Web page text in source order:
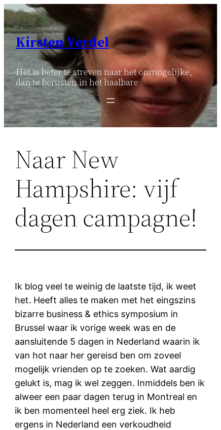
Ga
naar
inhoud
Kirsten Verdel
Het is beter te streven naar het onmogelijke,
dan te berusten in het haalbare
Naar New
Hampshire: vijf
dagen campagne!
Ik blog veel te weinig de laatste tijd, ik weet
het. Heeft alles te maken met het eingszins
bizarre business & ethics symposium in
Brussel waar ik vorige week was en de
aansluitende 5 dagen in Nederland waarin ik
van hot naar her gereisd ben om zoveel
mogelijk vrienden op te zoeken. Wat aardig
gelukt is, mag ik wel zeggen. Inmiddels ben ik
alweer een paar dagen terug in Montreal en
ik ben momenteel heel erg ziek. Ik heb
ergens in Nederland een verkoudheid